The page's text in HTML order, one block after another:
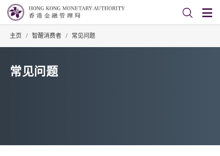
主页 / 智醒消费者 / 常见问题
常见问题